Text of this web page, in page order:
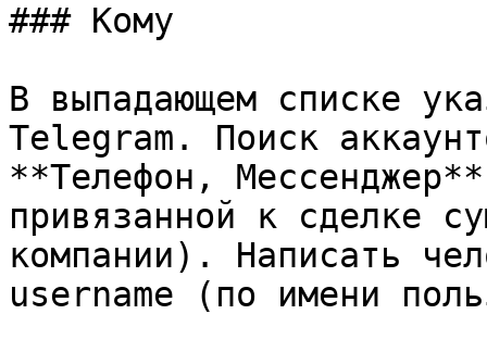
### Кому
В выпадающем списке
Telegram. Поиск
**Телефон,
привязанной к сделке
компании). Написать
username (по имени